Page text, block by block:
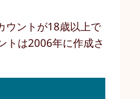
ウントが18歳以上で
トは2006年に作成さ